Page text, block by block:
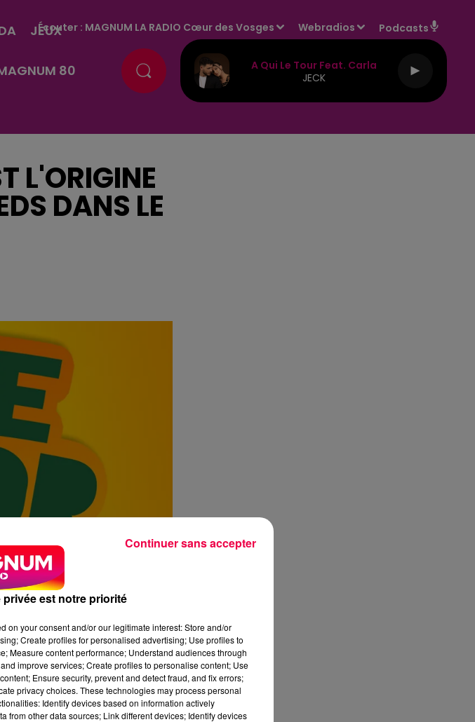
JEUX
80
Écouter : MAGNUM LA RADIO Cœur des Vosges Webradios Podcasts
A Qui Le Tour Feat. Carla
JECK
L'ORIGINE
DANS LE
est notre priorité
on your consent and/or our legitimate interest: Store and/or
Create profiles for personalised advertising; Use profiles to
Measure content performance; Understand audiences through
improve services; Create profiles to personalise content; Use
Ensure security, prevent and detect fraud, and fix errors;
privacy choices. These technologies may process personal
Identify devices based on information actively
from other data sources; Link different devices; Identify devices
Continuer sans accepter